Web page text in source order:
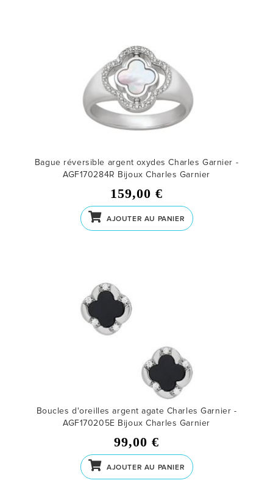
Bague réversible argent oxydes Charles Garnier -
AGF170284R Bijoux Charles Garnier
159,00 €
AJOUTER AU PANIER
Boucles d'oreilles argent agate Charles Garnier -
AGF170205E Bijoux Charles Garnier
99,00 €
AJOUTER AU PANIER